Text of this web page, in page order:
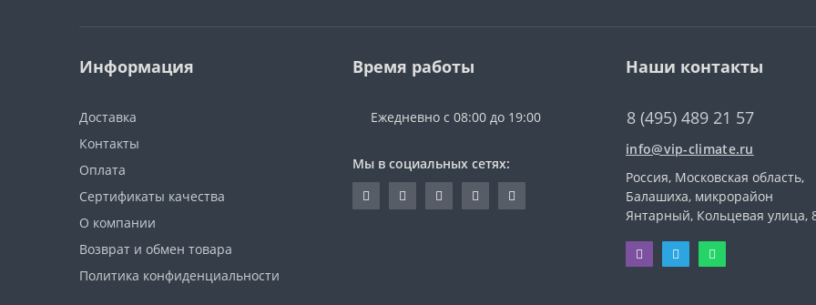
Информация
Доставка
Контакты
Оплата
Сертификаты качества
О компании
Возврат и обмен товара
Политика конфиденциальности
Время работы
Ежедневно с 08:00 до 19:00
Мы в социальных сетях:
Наши контакты
8 (495) 489 21 57
info@vip-climate.ru
Россия, Московская область,
Балашиха, микрорайон
Янтарный, Кольцевая улица,